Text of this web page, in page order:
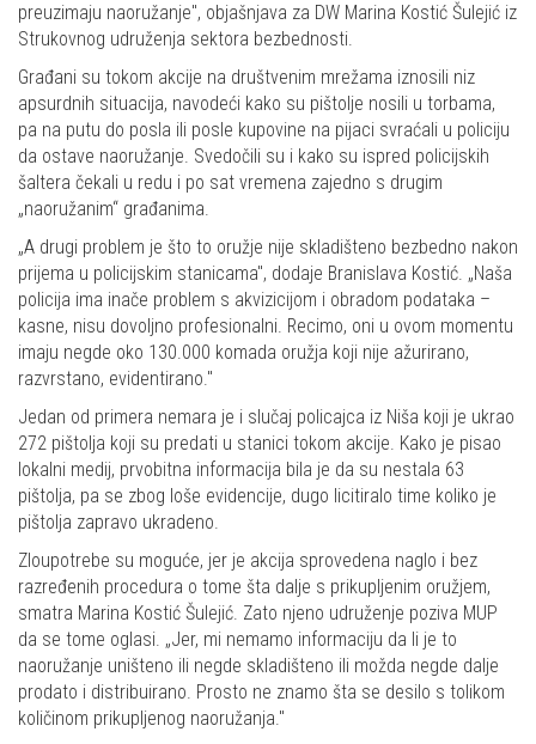
preuzimaju naoružanje", objašnjava za DW Marina Kostić Šulejić iz
Strukovnog udruženja sektora bezbednosti.
Građani su tokom akcije na društvenim mrežama iznosili niz
apsurdnih situacija, navodeći kako su pištolje nosili u torbama,
pa na putu do posla ili posle kupovine na pijaci svraćali u policiju
da ostave naoružanje. Svedočili su i kako su ispred policijskih
šaltera čekali u redu i po sat vremena zajedno s drugim
„naoružanim“ građanima.
„A drugi problem je što to oružje nije skladišteno bezbedno nakon
prijema u policijskim stanicama", dodaje Branislava Kostić. „Naša
policija ima inače problem s akvizicijom i obradom podataka –
kasne, nisu dovoljno profesionalni. Recimo, oni u ovom momentu
imaju negde oko 130.000 komada oružja koji nije ažurirano,
razvrstano, evidentirano."
Jedan od primera nemara je i slučaj policajca iz Niša koji je ukrao
272 pištolja koji su predati u stanici tokom akcije. Kako je pisao
lokalni medij, prvobitna informacija bila je da su nestala 63
pištolja, pa se zbog loše evidencije, dugo licitiralo time koliko je
pištolja zapravo ukradeno.
Zloupotrebe su moguće, jer je akcija sprovedena naglo i bez
razređenih procedura o tome šta dalje s prikupljenim oružjem,
smatra Marina Kostić Šulejić. Zato njeno udruženje poziva MUP
da se tome oglasi. „Jer, mi nemamo informaciju da li je to
naoružanje uništeno ili negde skladišteno ili možda negde dalje
prodato i distribuirano. Prosto ne znamo šta se desilo s tolikom
količinom prikupljenog naoružanja."